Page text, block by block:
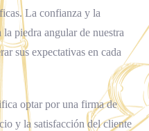
La confianza y la
piedra angular de nuestra
sus expectativas en cada
optar por una firma de
y la satisfacción del cliente